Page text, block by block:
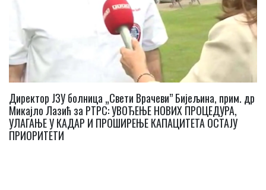
Директор ЈЗУ болница „Свети Врачеви” Бијељина, прим. др
Микајло Лазић за РТРС: УВОЂЕЊЕ НОВИХ ПРОЦЕДУРА,
УЛАГАЊЕ У КАДАР И ПРОШИРЕЊЕ КАПАЦИТЕТА ОСТАЈУ
ПРИОРИТЕТИ